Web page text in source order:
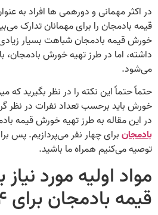
در اکثر مهمانی و دورهمی ها افراد به‌
قیمه بادمجان را برای مهمانان تدارک
خورش قیمه بادمجان شباهت بسیار
داشته، اما در طرز تهیه خورش
می‌شود.
حتماً حتماً این نکته را در نظر بگیرید که
خورش باید برحسب تعداد نفرات در نظر
در این مقاله به طرز تهیه خورش قیمه
بادمجانبرای چهار نفر می‌پردازیم. پس
توصیه می‌کنیم همراه ما باشید.
مواد اولیه مورد
قیمه بادمجان برای ۴ نفر